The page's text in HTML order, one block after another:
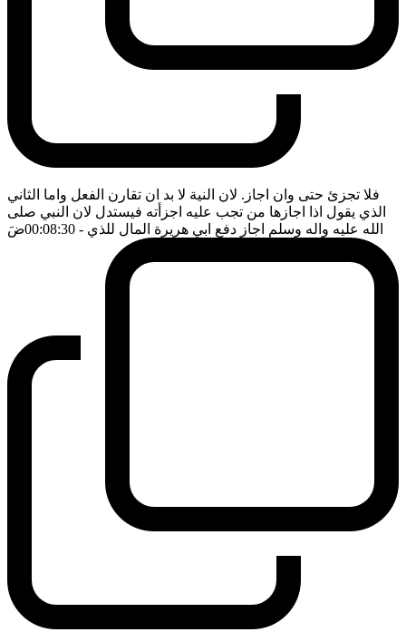
فلا تجزئ حتى وان اجاز. لان النية لا بد ان تقارن الفعل واما الثاني
الذي يقول اذا اجازها من تجب عليه اجزأته فيستدل لان النبي صلى
الله عليه واله وسلم اجاز دفع ابي هريرة المال للذي - 00:08:30 ضَ